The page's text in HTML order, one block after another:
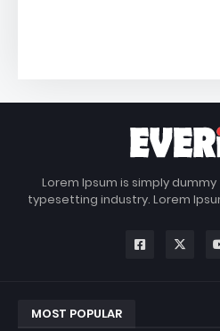
Lorem Ipsum is simply
typesetting industry. Lorem
MOST POPULAR